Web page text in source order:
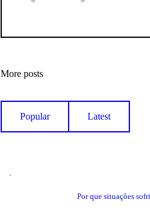
More posts
Popular Latest
Por que situações